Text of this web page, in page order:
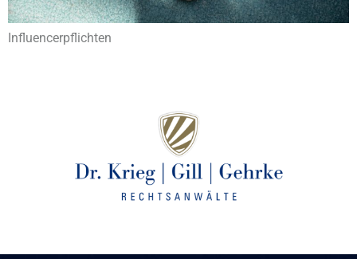
Influencerpflichten